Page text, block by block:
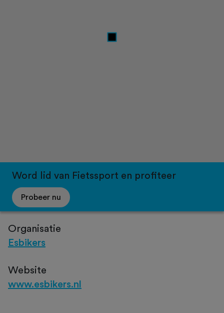
Word lid van Fietssport en profiteer
Probeer nu
Organisatie
Esbikers
Website
www.esbikers.nl